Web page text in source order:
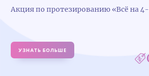
Акция по протезированию «Всё на
УЗНАТЬ БОЛЬШЕ